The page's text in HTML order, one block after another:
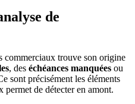
de
commerciaux trouve son origine
, des échéances manquées ou
sont précisément les éléments
permet de détecter en amont.